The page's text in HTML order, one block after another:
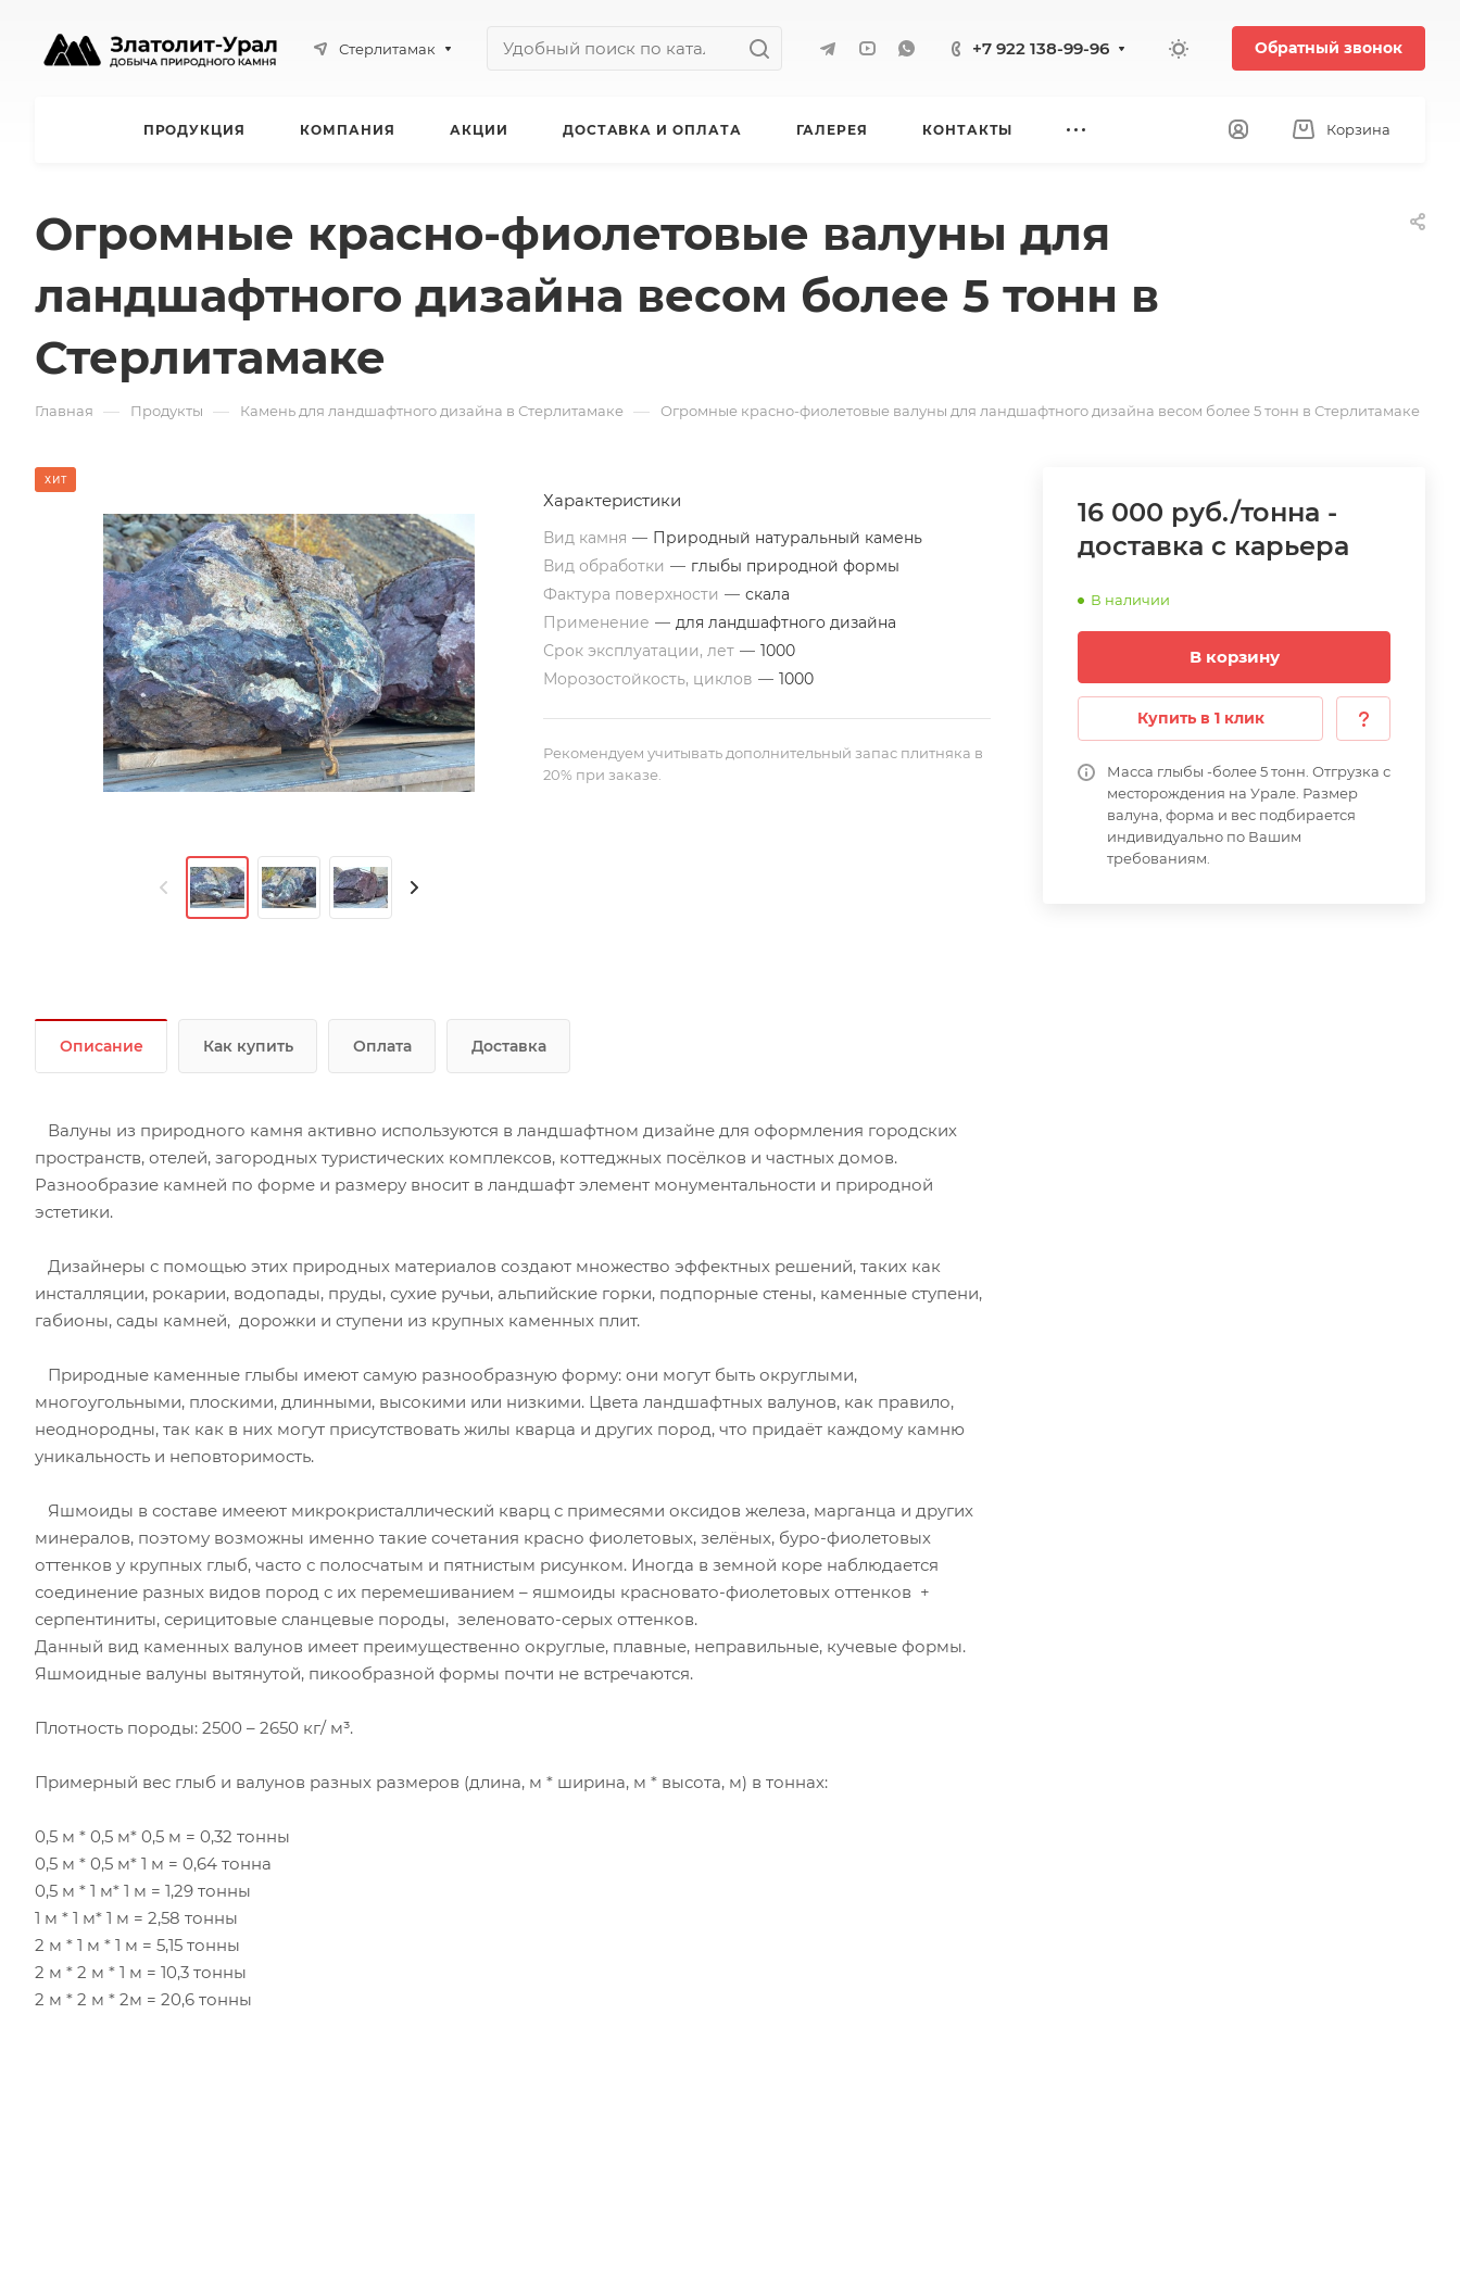
Стерлитамак +7 922 138-99-96 Обратный звонок
ПРОДУКЦИЯ КОМПАНИЯ АКЦИИ ДОСТАВКА И ОПЛАТА ГАЛЕРЕЯ КОНТАКТЫ Корзина
Огромные красно-фиолетовые валуны для
ландшафтного дизайна весом более 5 тонн в
Стерлитамаке
Главная — Продукты — Камень для ландшафтного дизайна в Стерлитамаке — Огромные красно-фиолетовые валуны для ландшафтного дизайна весом более 5 тонн в Стерлитамаке
16 000 руб./тонна -
доставка с карьера
В наличии
В корзину
Купить в 1 клик
Масса глыбы -более 5 тонн. Отгрузка с
месторождения на Урале. Размер
валуна, форма и вес подбирается
индивидуально по Вашим
требованиям.
ХИТ
Характеристики
Вид камня — Природный натуральный камень
Вид обработки — глыбы природной формы
Фактура поверхности — скала
Применение — для ландшафтного дизайна
Срок эксплуатации, лет — 1000
Морозостойкость, циклов — 1000
Рекомендуем учитывать дополнительный запас плитняка в
20% при заказе.
Описание Как купить Оплата Доставка
Валуны из природного камня активно используются в ландшафтном дизайне для оформления городских
пространств, отелей, загородных туристических комплексов, коттеджных посёлков и частных домов.
Разнообразие камней по форме и размеру вносит в ландшафт элемент монументальности и природной
эстетики.
Дизайнеры с помощью этих природных материалов создают множество эффектных решений, таких как
инсталляции, рокарии, водопады, пруды, сухие ручьи, альпийские горки, подпорные стены, каменные ступени,
габионы, сады камней, дорожки и ступени из крупных каменных плит.
Природные каменные глыбы имеют самую разнообразную форму: они могут быть округлыми,
многоугольными, плоскими, длинными, высокими или низкими. Цвета ландшафтных валунов, как правило,
неоднородны, так как в них могут присутствовать жилы кварца и других пород, что придаёт каждому камню
уникальность и неповторимость.
Яшмоиды в составе имееют микрокристаллический кварц с примесями оксидов железа, марганца и других
минералов, поэтому возможны именно такие сочетания красно фиолетовых, зелёных, буро-фиолетовых
оттенков у крупных глыб, часто с полосчатым и пятнистым рисунком. Иногда в земной коре наблюдается
соединение разных видов пород с их перемешиванием – яшмоиды красновато-фиолетовых оттенков +
серпентиниты, серицитовые сланцевые породы, зеленовато-серых оттенков.
Данный вид каменных валунов имеет преимущественно округлые, плавные, неправильные, кучевые формы.
Яшмоидные валуны вытянутой, пикообразной формы почти не встречаются.
Плотность породы: 2500 – 2650 кг/ м³.
Примерный вес глыб и валунов разных размеров (длина, м * ширина, м * высота, м) в тоннах:
0,5 м * 0,5 м* 0,5 м = 0,32 тонны
0,5 м * 0,5 м* 1 м = 0,64 тонна
0,5 м * 1 м* 1 м = 1,29 тонны
1 м * 1 м* 1 м = 2,58 тонны
2 м * 1 м * 1 м = 5,15 тонны
2 м * 2 м * 1 м = 10,3 тонны
2 м * 2 м * 2м = 20,6 тонны